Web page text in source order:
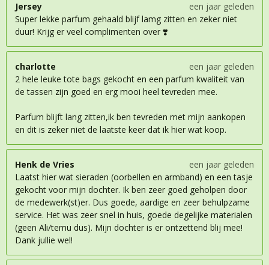
Jersey
een jaar geleden
Super lekke parfum gehaald blijf lamg zitten en zeker niet
duur! Krijg er veel complimenten over ❣️
charlotte
een jaar geleden
2 hele leuke tote bags gekocht en een parfum kwaliteit van
de tassen zijn goed en erg mooi heel tevreden mee.
Parfum blijft lang zitten,ik ben tevreden met mijn aankopen
en dit is zeker niet de laatste keer dat ik hier wat koop.
Henk de Vries
een jaar geleden
Laatst hier wat sieraden (oorbellen en armband) en een tasje
gekocht voor mijn dochter. Ik ben zeer goed geholpen door
de medewerk(st)er. Dus goede, aardige en zeer behulpzame
service. Het was zeer snel in huis, goede degelijke materialen
(geen Ali/temu dus). Mijn dochter is er ontzettend blij mee!
Dank jullie wel!